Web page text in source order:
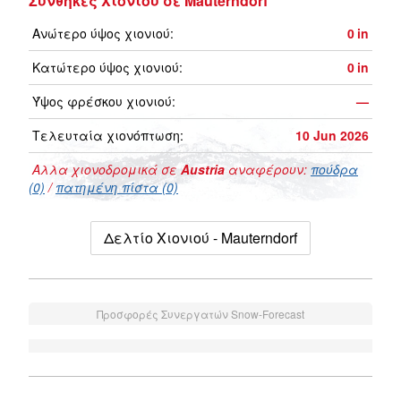
Ανώτερο ύψος χιονιού: 0 in
Κατώτερο ύψος χιονιού:
0 in
Ύψος φρέσκου χιονιού:
—
Τελευταία χιονόπτωση:
10 Jun 2026
Αλλα χιονοδρομικά σεAustria αναφέρουν: πούδρα
(0) /πατημένη πίστα (0)
Δελτίο Χιονιού - Mauterndorf
Προσφορές Συνεργατών Snow-Forecast